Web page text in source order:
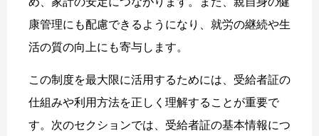
康管理にも配慮できるようになり、就労の継続や生
活の質の向上にも寄与します。
この制度を最大限に活用するためには、受給者証の
仕組みや利用方法を正しく理解することが重要で
す。次のセクションでは、受給者証の基本情報につ